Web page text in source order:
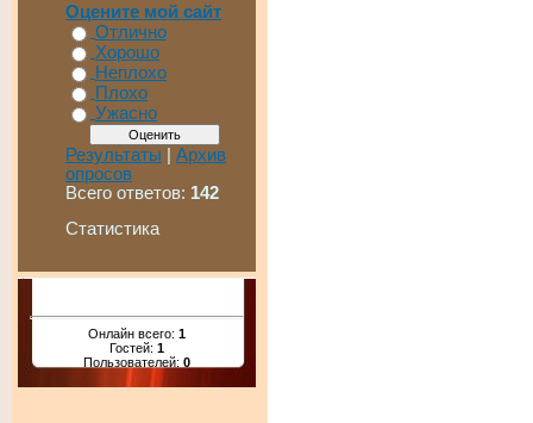
Оцените мой сайт
Отлично
Хорошо
Неплохо
Плохо
Ужасно
Результаты | Архив
опросов
Всего ответов: 142
Статистика
Онлайн всего: 1
Гостей: 1
Пользователей: 0